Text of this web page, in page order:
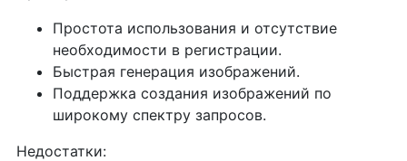
Простота использования и отсутствие
необходимости в регистрации.
Быстрая генерация изображений.
Поддержка создания изображений по
широкому спектру запросов.
Недостатки: